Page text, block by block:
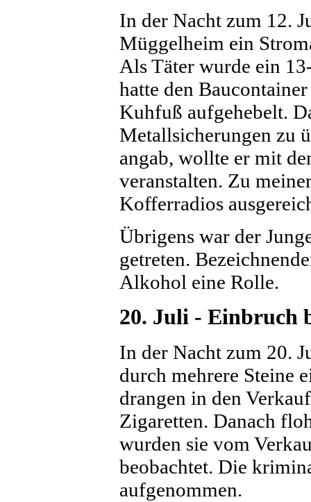
In der Nacht zum 12.
Müggelheim ein
Als Täter wurde ein
hatte den
Kuhfuß aufgehebelt.
Metallsicherungen zu
angab, wollte er mit
veranstalten. Zu
Kofferradios
Übrigens war der
getreten.
Alkohol eine Rolle.
20. Juli - Einbruch
In der Nacht zum 20.
durch mehrere Steine
drangen in den
Zigaretten. Danach
wurden sie vom
beobachtet. Die
aufgenommen.